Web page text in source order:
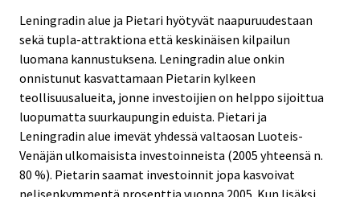
Leningradin alue ja Pietari hyötyvät naapuruudestaan
sekä tupla-attraktiona että keskinäisen kilpailun
luomana kannustuksena. Leningradin alue onkin
onnistunut kasvattamaan Pietarin kylkeen
teollisuusalueita, jonne investoijien on helppo sijoittua
luopumatta suurkaupungin eduista. Pietari ja
Leningradin alue imevät yhdessä valtaosan Luoteis-
Venäjän ulkomaisista investoinneista (2005 yhteensä n.
80 %). Pietarin saamat investoinnit jopa kasvoivat